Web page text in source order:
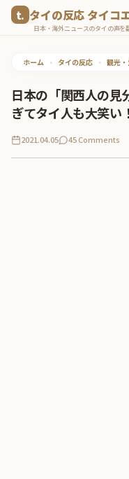
タイの反応 タイコ
日本・海外ニュースのタイの声を
ホーム • タイの反応 • 観光
日本の「関西人の見
ぎてタイ人も大笑い
2021.04.05 45 Comments